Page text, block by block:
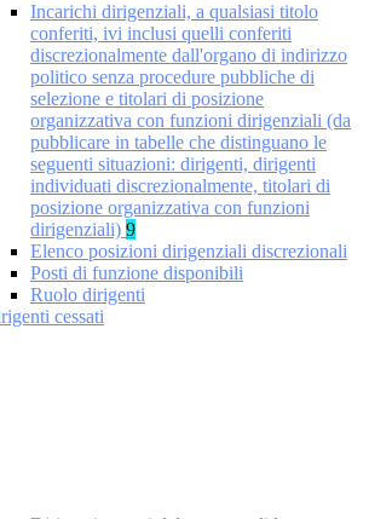
Incarichi dirigenziali, a qualsiasi titolo
conferiti, ivi inclusi quelli conferiti
discrezionalmente dall'organo di indirizzo
politico senza procedure pubbliche di
selezione e titolari di posizione
organizzativa con funzioni dirigenziali (da
pubblicare in tabelle che distinguano le
seguenti situazioni: dirigenti, dirigenti
individuati discrezionalmente, titolari di
posizione organizzativa con funzioni
dirigenziali) 9
Elenco posizioni dirigenziali discrezionali
Posti di funzione disponibili
Ruolo dirigenti
cessati